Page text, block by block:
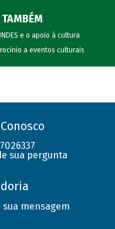
TAMBÉM
e o apoio à cultura
a eventos culturais
sua pergunta
sua mensagem